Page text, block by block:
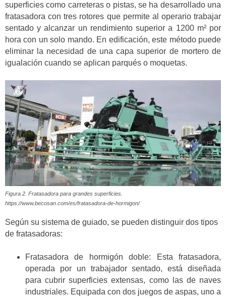
superficies como carreteras o pistas, se ha desarrollado una
fratasadora con tres rotores que permite al operario trabajar
sentado y alcanzar un rendimiento superior a 1200 m² por
hora con un solo mando. En edificación, este método puede
eliminar la necesidad de una capa superior de mortero de
igualación cuando se aplican parqués o moquetas.
Figura 2. Fratasadora para grandes superficies.
https://www.becosan.com/es/fratasadora-de-hormigon/
Según su sistema de guiado, se pueden distinguir dos tipos
de fratasadoras:
Fratasadora de hormigón doble: Esta fratasadora,
operada por un trabajador sentado, está diseñada
para cubrir superficies extensas, como las de naves
industriales. Equipada con dos juegos de aspas, uno a